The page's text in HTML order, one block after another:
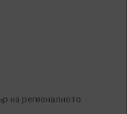
на регионалното